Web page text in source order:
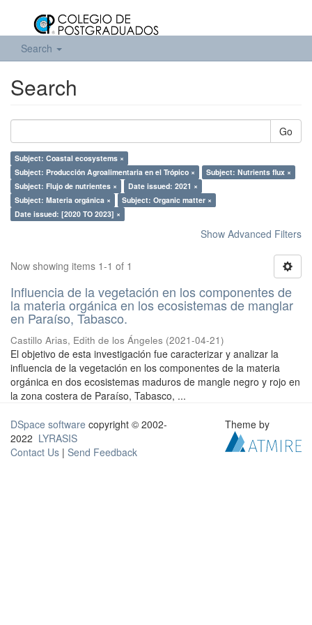
Search
Search
Go
Subject: Coastal ecosystems ×
Subject: Producción Agroalimentaria en el Trópico ×
Subject: Nutrients flux ×
Subject: Flujo de nutrientes ×
Date issued: 2021 ×
Subject: Materia orgánica ×
Subject: Organic matter ×
Date issued: [2020 TO 2023] ×
Show Advanced Filters
Now showing items 1-1 of 1
Influencia de la vegetación en los componentes de
la materia orgánica en los ecosistemas de manglar
en Paraíso, Tabasco.
Castillo Arias, Edith de los Ángeles (2021-04-21)
El objetivo de esta investigación fue caracterizar y analizar la
influencia de la vegetación en los componentes de la materia
orgánica en dos ecosistemas maduros de mangle negro y rojo en
la zona costera de Paraíso, Tabasco, ...
DSpace software copyright © 2002-
2022 LYRASIS
Contact Us | Send Feedback
Theme by